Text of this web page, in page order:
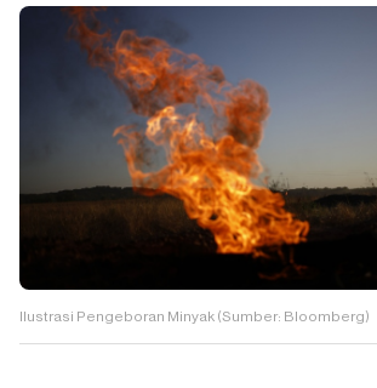
Ilustrasi Pengeboran Minyak (Sumber: Bloomberg)